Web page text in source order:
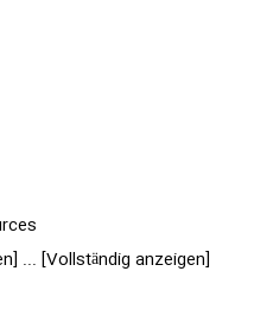
... [Vollständig anzeigen]